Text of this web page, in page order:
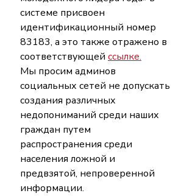
системе присвоен
идентификационный номер
83183, а это также отражено в
соответствующей ссылке.
Мы просим админов
социальных сетей не допускать
создания различных
недопониманий среди наших
граждан путем
распространения среди
населения ложной и
предвзятой, непроверенной
информации.